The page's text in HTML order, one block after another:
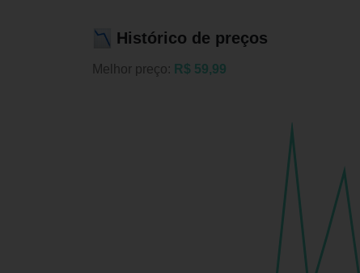
Histórico de preços
Melhor preço: R$ 59,99